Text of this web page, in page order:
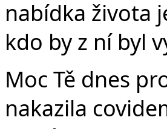
nabídka života
kdo by z ní byl
Moc Tě dnes
nakazila